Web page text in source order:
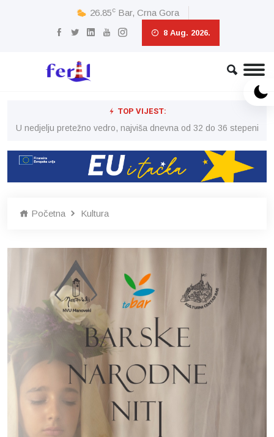
26.85c Bar, Crna Gora
8 Aug. 2026.
TOP VIJEST:
U nedjelju pretežno vedro, najviša dnevna od 32 do 36 stepeni
Početna Kultura